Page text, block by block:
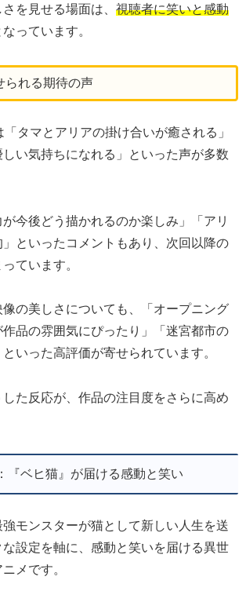
を見せる場面は、 視聴者に笑いと感動
っています。
られる期待の声
タマとアリアの掛け合いが癒される」
しい気持ちになれる」といった声が多数
今後どう描かれるのか楽しみ」「アリ
といったコメントもあり、次回以降の
ています。
の美しさについても、「オープニング
品の雰囲気にぴったり」「迷宮都市の
いった高評価が寄せられています。
た反応が、作品の注目度をさらに高め
『ベヒ猫』が届ける感動と笑い
強モンスターが猫として新しい人生を送
設定を軸に、感動と笑いを届ける異世
メです。